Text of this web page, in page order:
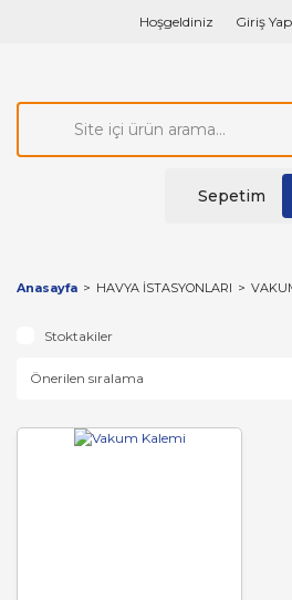
Hoşgeldiniz Giriş Yap
Sepetim
Anasayfa HAVYA İSTASYONLARI
Stoktakiler